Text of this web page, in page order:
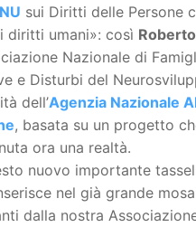
sui Diritti delle Persone
diritti umani»: così
Nazionale di
e Disturbi del
dell’Agenzia Nazionale
, basata su un progetto
ora una realtà.
nuovo importante
nel già grande
dalla nostra